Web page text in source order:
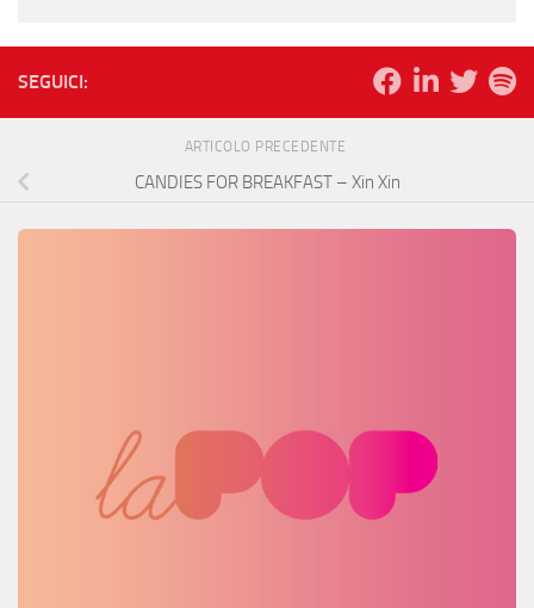
SEGUICI:
ARTICOLO PRECEDENTE
CANDIES FOR BREAKFAST – Xin Xin